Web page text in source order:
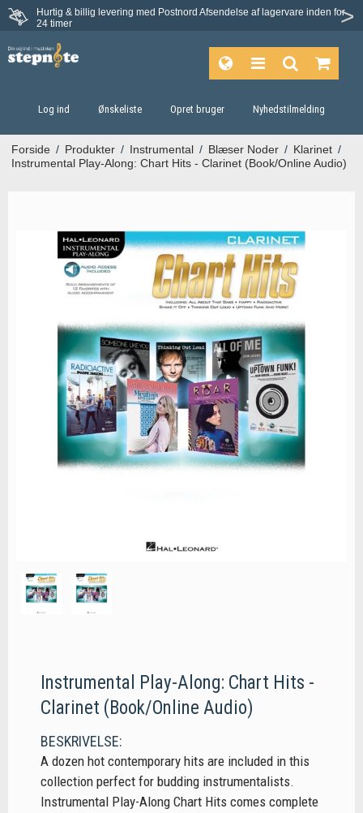
Hurtig & billig levering med Postnord Afsendelse af lagervare inden for
24 timer
Fortrydelsesret på 30 dage
Log ind Ønskeliste Opret bruger Nyhedstilmelding
Forside / Produkter / Instrumental / Blæser Noder / Klarinet /
Instrumental Play-Along: Chart Hits - Clarinet (Book/Online Audio)
Instrumental Play-Along: Chart Hits -
Clarinet (Book/Online Audio)
BESKRIVELSE:
A dozen hot contemporary hits are included in this
collection perfect for budding instrumentalists.
Instrumental Play-Along Chart Hits comes complete